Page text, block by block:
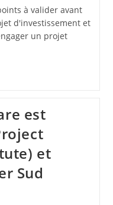
à valider avant
d'investissement et
un projet
est
et
Sud